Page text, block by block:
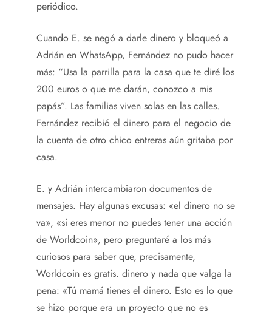
periódico.
Cuando E. se negó a darle dinero y bloqueó a
Adrián en WhatsApp, Fernández no pudo hacer
más: “Usa la parrilla para la casa que te diré los
200 euros o que me darán, conozco a mis
papás”. Las familias viven solas en las calles.
Fernández recibió el dinero para el negocio de
la cuenta de otro chico entreras aún gritaba por
casa.
E. y Adrián intercambiaron documentos de
mensajes. Hay algunas excusas: «el dinero no se
va», «si eres menor no puedes tener una acción
de Worldcoin», pero preguntaré a los más
curiosos para saber que, precisamente,
Worldcoin es gratis. dinero y nada que valga la
pena: «Tú mamá tienes el dinero. Esto es lo que
se hizo porque era un proyecto que no es